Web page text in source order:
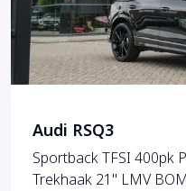
Audi RSQ3
Sportback TFSI 400pk
Trekhaak 21" LMV